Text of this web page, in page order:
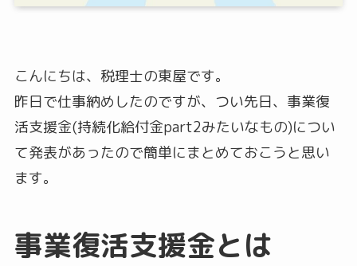
こんにちは、税理士の東屋です。
昨日で仕事納めしたのですが、つい先日、事業復
活支援金(持続化給付金part2みたいなもの)につい
て発表があったので簡単にまとめておこうと思い
ます。
事業復活支援金とは